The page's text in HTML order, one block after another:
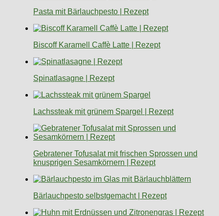
Pasta mit Bärlauchpesto | Rezept
Biscoff Karamell Caffè Latte | Rezept
Spinatlasagne | Rezept
Lachssteak mit grünem Spargel | Rezept
Gebratener Tofusalat mit frischen Sprossen und
knusprigen Sesamkörnern | Rezept
Bärlauchpesto selbstgemacht | Rezept